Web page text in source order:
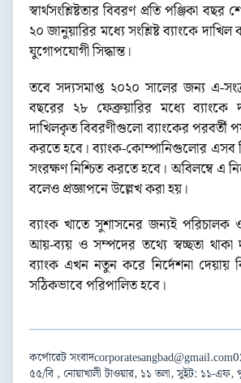
স্বার্থসংশ্লিষ্টতার বিবরণ প্রতি পঞ্জিকা
২০ জানুয়ারির মধ্যে সংশ্লিষ্ট ব্যাংকে
যুগোপযোগী সিদ্ধান্ত।
তবে সদ্যসমাপ্ত ২০২০ সালের জন্য এ-
বছরের ২৮ ফেব্রুয়ারির মধ্যে ব্যাংকে
দাখিলকৃত বিবরণীগুলো ব্যাংকের পরবর্তী
করতে হবে। ব্যাংক-কোম্পানিগুলোর এসব
সংরক্ষণ নিশ্চিত করতে হবে। অবিলম্বে এ
বলেও প্রজ্ঞাপনে উল্লেখ করা হয়।
ব্যাংক খাতে সুশাসনের জন্যই পরিচালক ও
আয়-ব্যয় ও সম্পদের তথ্যে স্বচ্ছতা থাকা
ব্যাংক এখন নতুন করে নির্দেশনা দেয়ায়
সঠিকভাবে পরিপালিত হবে।
কর্পোরেট সংবাদcorporatesangbad@gmail.com
৫৫/বি , নোয়াখালী টাওয়ার, ১১ তলা, সুইট: ১১-এফ,